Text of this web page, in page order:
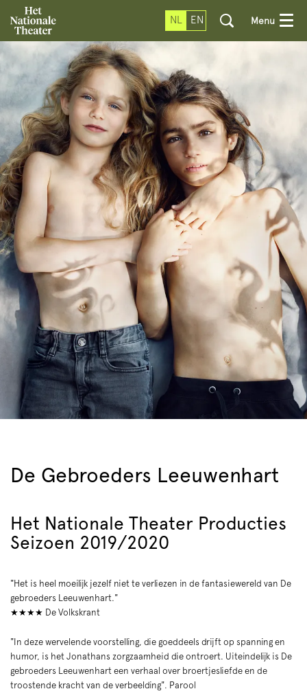
NL EN Menu
De Gebroeders Leeuwenhart
Het Nationale Theater Producties
Seizoen 2019/2020
"Het is heel moeilijk jezelf niet te verliezen in de fantasiewereld van De
gebroeders Leeuwenhart."
★★★★ De Volkskrant
"In deze wervelende voorstelling, die goeddeels drijft op spanning en
humor, is het Jonathans zorgzaamheid die ontroert. Uiteindelijk is De
gebroeders Leeuwenhart een verhaal over broertjesliefde en de
troostende kracht van de verbeelding". Parool